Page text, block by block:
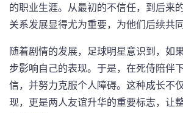
的职业生涯。从最初的不信任，到后来
关系发展显得尤为重要，为他们后续共
随着剧情的发展，足球明星意识到，如
步影响自己的表现。于是，在死侍陪伴
信，并努力克服个人障碍。这种成长不
现，更是两人友谊升华的重要标志，让